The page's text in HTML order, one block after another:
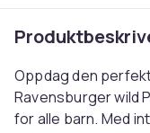
Oppdag den
Ravensburger wild
for alle barn. Med